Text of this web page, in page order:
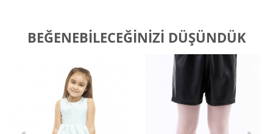
BEĞENEBILECEĞINIZI DÜŞÜNDÜK